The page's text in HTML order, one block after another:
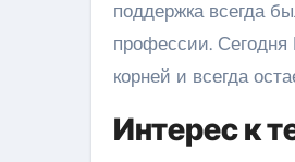
поддержка всегда
профессии. Сегодня
корней и всегда
Интерес к